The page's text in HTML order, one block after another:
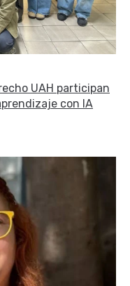
UAH participan
con IA